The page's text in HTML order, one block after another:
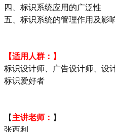
四、标识系统应用的广泛性
五、标识系统的管理作用及影
【适用人群：】
标识设计师、广告设计师、设
标识爱好者
【 主讲老师： 】
张西利